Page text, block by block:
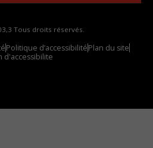
Tous droits réservés.
Politique d’accessibilitéPlan du site
d'accessibilite